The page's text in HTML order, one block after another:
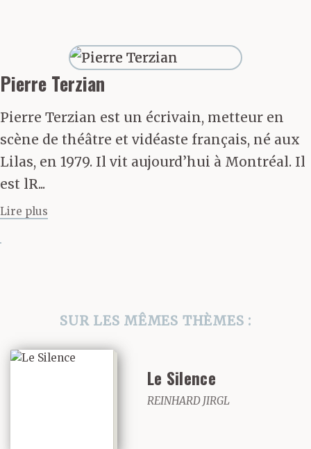
Pierre Terzian
Pierre Terzian est un écrivain, metteur en
scène de théâtre et vidéaste français, né aux
Lilas, en 1979. Il vit aujourd’hui à Montréal. Il
est lR...
Lire plus
SUR LES MÊMES THÈMES :
Le Silence
REINHARD JIRGL